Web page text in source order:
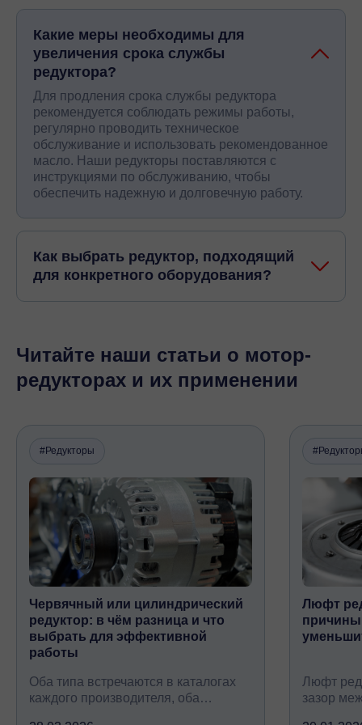
Какие меры необходимы для
увеличения срока службы
редуктора?
Для продления срока службы редуктора
рекомендуется соблюдать режимы работы,
регулярно проводить техническое
обслуживание и использовать рекомендованное
масло. Наши редукторы поставляются с
инструкциями по обслуживанию, чтобы
обеспечить надежную и долговечную работу.
Как выбрать редуктор, подходящий
для конкретного оборудования?
Читайте наши статьи о мотор-
редукторах и их применении
#Редукторы
Червячный или цилиндрический
редуктор: в чём разница и что
выбрать для эффективной
работы
Оба типа встречаются в каталогах
каждого производителя, оба
Люфт
Люфт
зазор